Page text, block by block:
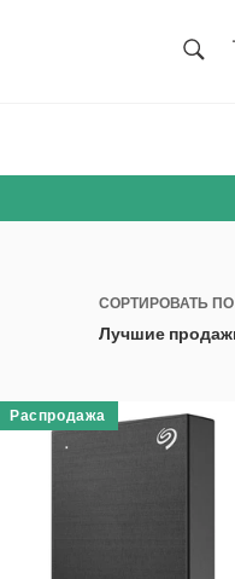
СОРТИРОВАТЬ ПО
Распродажа